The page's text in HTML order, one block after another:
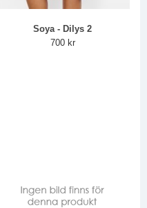
Soya - Dilys 2
700 kr